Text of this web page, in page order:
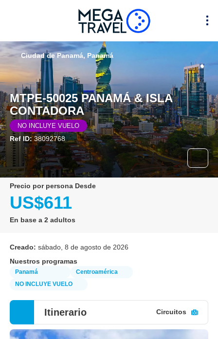
MTPE-50025 PANAMÁ & ISLA
CONTADORA
NO INCLUYE VUELO
Ref ID:38092768
Ciudad de Panamá, Panamá
precio por persona Desde
US$611
En base a 2 adultos
Creado: sábado, 8 de agosto de 2026
Nuestros programas
Panamá
Centroamérica
NO INCLUYE VUELO
Itinerario Circuitos